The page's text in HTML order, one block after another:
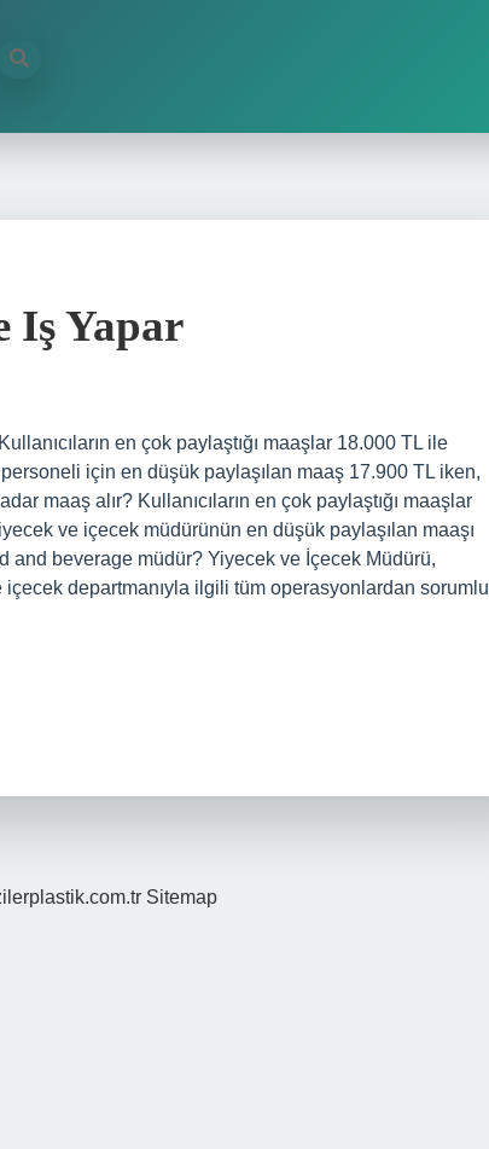
Iş Yapar
en çok paylaştığı maaşlar 18.000 TL ile
için en düşük paylaşılan maaş 17.900 TL iken,
maaş alır? Kullanıcıların en çok paylaştığı maaşlar
ve içecek müdürünün en düşük paylaşılan maaşı
and beverage müdür? Yiyecek ve İçecek Müdürü,
departmanıyla ilgili tüm operasyonlardan sorumlu
Sitemap